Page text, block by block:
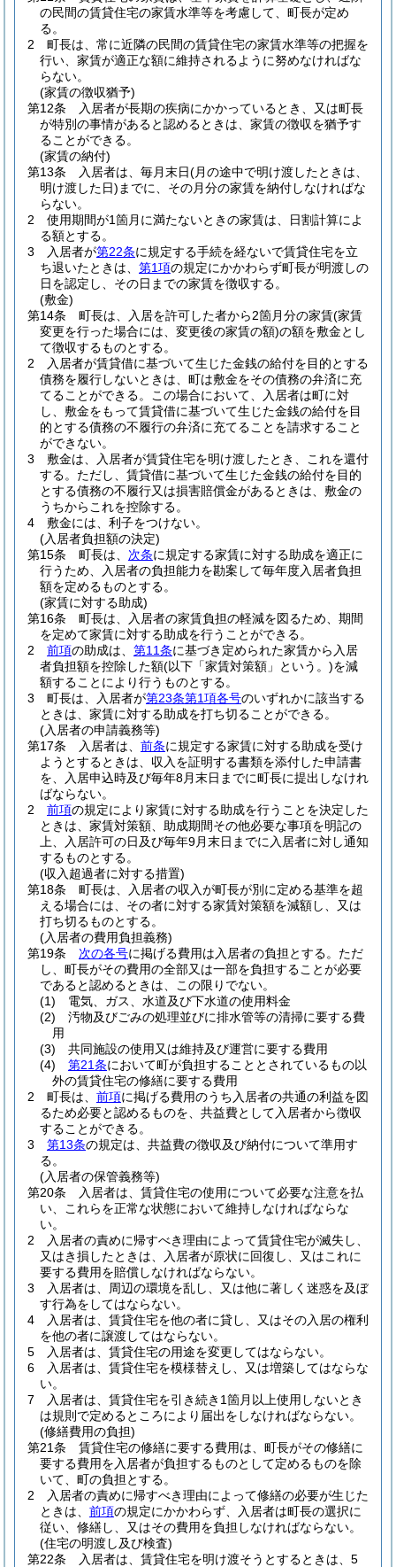
の民間の賃貸住宅の家賃水準等を考慮して、町長が定め
る。
2
町長は、常に近隣の民間の賃貸住宅の家賃水準等の把握を
行い、家賃が適正な額に維持されるように努めなければな
らない。
(家賃の徴収猶予)
第12条
入居者が長期の疾病にかかっているとき、又は町長
が特別の事情があると認めるときは、家賃の徴収を猶予す
ることができる。
(家賃の納付)
第13条
入居者は、毎月末日(月の途中で明け渡したときは、
明け渡した日) までに、その月分の家賃を納付しなければな
らない。
2
使用期間が1箇月に満たないときの家賃は、日割計算によ
る額とする。
3
入居者が第22条に規定する手続を経ないで賃貸住宅を立
ち退いたときは、 第1項の規定にかかわらず町長が明渡しの
日を認定し、その日までの家賃を徴収する。
(敷金)
第14条
町長は、入居を許可した者から2箇月分の家賃(家賃
変更を行った場合には、変更後の家賃の額)の額を敷金とし
て徴収するものとする。
2
入居者が賃貸借に基づいて生じた金銭の給付を目的とする
債務を履行しないときは、町は敷金をその債務の弁済に充
てることができる。
この場合において、入居者は町に対
し、敷金をもって賃貸借に基づいて生じた金銭の給付を目
的とする債務の不履行の弁済に充てることを請求すること
ができない。
3
敷金は、入居者が賃貸住宅を明け渡したとき、これを還付
する。 ただし、賃貸借に基づいて生じた金銭の給付を目的
とする債務の不履行又は損害賠償金があるときは、敷金の
うちからこれを控除する。
4
敷金には、利子をつけない。
(入居者負担額の決定)
第15条
町長は、 次条に規定する家賃に対する助成を適正に
行うため、入居者の負担能力を勘案して毎年度入居者負担
額を定めるものとする。
(家賃に対する助成)
第16条
町長は、入居者の家賃負担の軽減を図るため、期間
を定めて家賃に対する助成を行うことができる。
2
前項の助成は、 第11条に基づき定められた家賃から入居
者負担額を控除した額(以下「家賃対策額」という。)を減
額することにより行うものとする。
3
町長は、入居者が第23条第1項各号のいずれかに該当する
ときは、家賃に対する助成を打ち切ることができる。
(入居者の申請義務等)
第17条
入居者は、 前条に規定する家賃に対する助成を受け
ようとするときは、収入を証明する書類を添付した申請書
を、入居申込時及び毎年8月末日までに町長に提出しなけれ
ばならない。
2
前項の規定により家賃に対する助成を行うことを決定した
ときは、家賃対策額、助成期間その他必要な事項を明記の
上、入居許可の日及び毎年9月末日までに入居者に対し通知
するものとする。
(収入超過者に対する措置)
第18条
町長は、入居者の収入が町長が別に定める基準を超
える場合には、その者に対する家賃対策額を減額し、又は
打ち切るものとする。
(入居者の費用負担義務)
第19条
次の各号に掲げる費用は入居者の負担とする。 ただ
し、町長がその費用の全部又は一部を負担することが必要
であると認めるときは、この限りでない。
(1)
電気、ガス、水道及び下水道の使用料金
(2)
汚物及びごみの処理並びに排水管等の清掃に要する費
用
(3)
共同施設の使用又は維持及び運営に要する費用
(4)
第21条において町が負担することとされているもの以
外の賃貸住宅の修繕に要する費用
2
町長は、 前項に掲げる費用のうち入居者の共通の利益を図
るため必要と認めるものを、共益費として入居者から徴収
することができる。
3
第13条の規定は、共益費の徴収及び納付について準用す
る。
(入居者の保管義務等)
第20条
入居者は、賃貸住宅の使用について必要な注意を払
い、これらを正常な状態において維持しなければならな
い。
2
入居者の責めに帰すべき理由によって賃貸住宅が滅失し、
又はき損したときは、入居者が原状に回復し、又はこれに
要する費用を賠償しなければならない。
3
入居者は、周辺の環境を乱し、又は他に著しく迷惑を及ぼ
す行為をしてはならない。
4
入居者は、賃貸住宅を他の者に貸し、又はその入居の権利
を他の者に譲渡してはならない。
5
入居者は、賃貸住宅の用途を変更してはならない。
6
入居者は、賃貸住宅を模様替えし、又は増築してはならな
い。
7
入居者は、賃貸住宅を引き続き1箇月以上使用しないとき
は規則で定めるところにより届出をしなければならない。
(修繕費用の負担)
第21条
賃貸住宅の修繕に要する費用は、町長がその修繕に
要する費用を入居者が負担するものとして定めるものを除
いて、町の負担とする。
2
入居者の責めに帰すべき理由によって修繕の必要が生じた
ときは、 前項の規定にかかわらず、入居者は町長の選択に
従い、修繕し、又はその費用を負担しなければならない。
(住宅の明渡し及び検査)
第22条
入居者は、賃貸住宅を明け渡そうとするときは、5